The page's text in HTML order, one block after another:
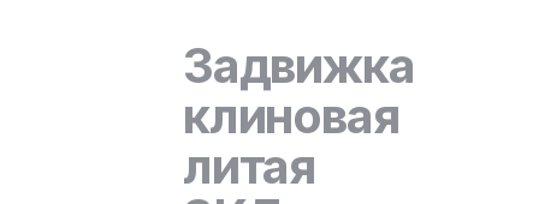
Задвижка
клиновая
литая